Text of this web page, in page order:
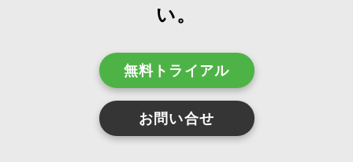
い。
無料トライアル
お問い合せ